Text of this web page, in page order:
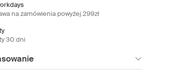
na zamówienia powyżej 299zł
30 dni